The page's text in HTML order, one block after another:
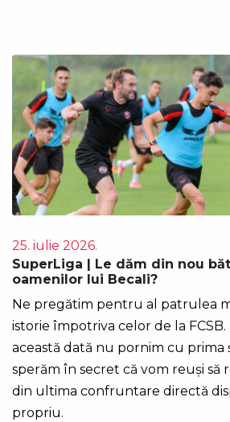
25. iulie 2026.
SuperLiga | Le dăm din nou
oamenilor lui Becali?
Ne pregătim pentru al patrulea
istorie împotriva celor de la FCSB.
această dată nu pornim cu prima
sperăm în secret că vom reuși să
din ultima confruntare directă
propriu.